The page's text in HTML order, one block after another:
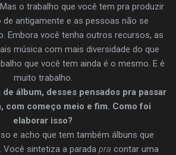
o trabalho que você tem pra produzir
antigamente e as pessoas não se
Embora você tenha outros recursos, as
música com mais diversidade do que
que você tem ainda é o mesmo. E é
muito trabalho.
álbum, desses pensados pra passar
com começo meio e fim. Como foi
elaborar isso?
e acho que tem também álbuns que
Você sintetiza a parada pra contar uma